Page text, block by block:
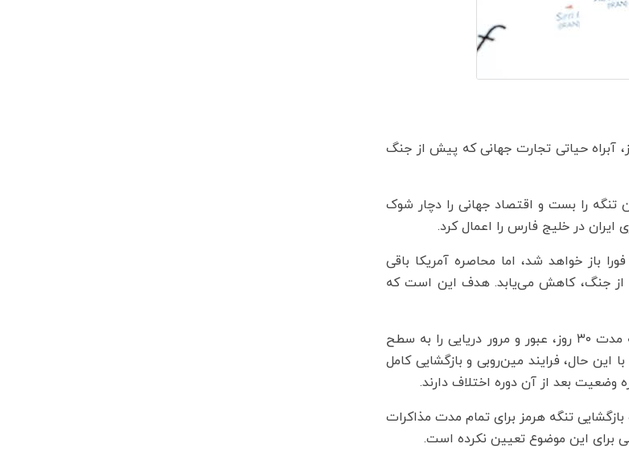
آبراه حیاتی تجارت جهانی که پیش از جنگ
تنگه را بست و اقتصاد جهانی را دچار شوک
ایران در خلیج فارس را اعمال کرد.
باز خواهد شد، اما محاصره آمریکا باقی
از جنگ، کاهش می‌یابد. هدف این است که
دیپلماتی که در جریان چارچوب جدید قرار دارد گفت؛ ایران پذیرفته که به مدت ۳۰ روز، عبور و مرور دریایی را به سطح
این حال، فرایند مین‌روبی و بازگشایی کامل
وضعیت بعد از آن دوره اختلاف دارند.
توافق شامل لغو محاصره دریایی آمریکا در عرض ۳۰ روز و بازگشایی تنگه هرمز برای تمام مدت مذاکرات
برای این موضوع تعیین نکرده است.